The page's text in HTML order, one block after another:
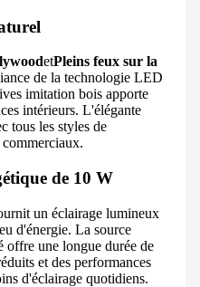
etPleins feux sur la
de la technologie LED
imitation bois apporte
intérieurs. L'élégante
tous les styles de
de 10 W
un éclairage lumineux
d'énergie. La source
une longue durée de
et des performances
d'éclairage quotidiens.